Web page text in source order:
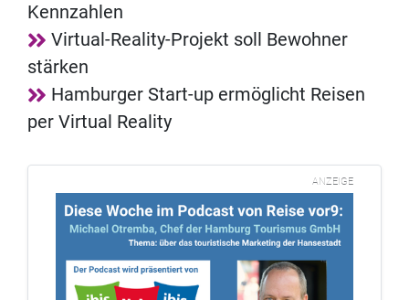
Kennzahlen
Virtual-Reality-Projekt soll Bewohner
stärken
Hamburger Start-up ermöglicht Reisen
per Virtual Reality
ANZEIGE